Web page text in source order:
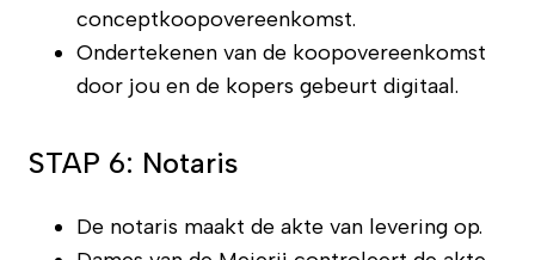
conceptkoopovereenkomst.
Ondertekenen van de koopovereenkomst
door jou en de kopers gebeurt digitaal.
STAP 6: Notaris
De notaris maakt de akte van levering op.